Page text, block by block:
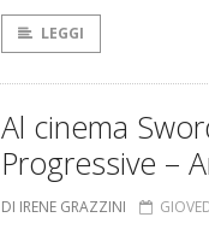
LEGGI
Al cinema
Progressive –
DI IRENE GRAZZINI